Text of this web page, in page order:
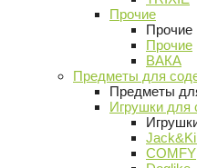
Прочие
Прочие
Прочие
ВАКА
Предметы для
Предметы
Игрушки для
COMFY